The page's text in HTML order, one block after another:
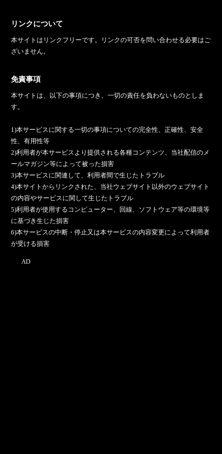
リンクについて
本サイトはリンクフリーです。リンクの可否を問い合わせる必要はご
ざいません。
免責事項
本サイトは、以下の事項につき、一切の責任を負わないものとしま
す。
1)本サービスに関する一切の事項についての完全性、正確性、安全
性、有用性等
2)利用者が本サービスより提供される各種コンテンツ、当社配信のメ
ールマガジン等によって被った損害
3)本サービスに関連して、利用者間で生じたトラブル
4)本サイトからリンクされた、当社ウェブサイト以外のウェブサイト
の内容やサービスに関して生じたトラブル
5)利用者が使用するコンピューター、回線、ソフトウェア等の環境等
に基づき生じた損害
6)本サービスの中断・停止又は本サービスの内容変更によって利用者
が受ける損害
AD